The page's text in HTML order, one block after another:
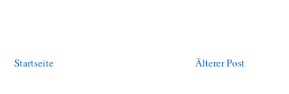
Älterer Post
Startseite